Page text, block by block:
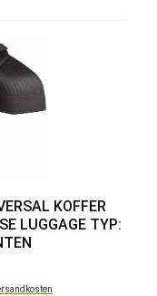
KOFFER
LUGGAGE TYP: